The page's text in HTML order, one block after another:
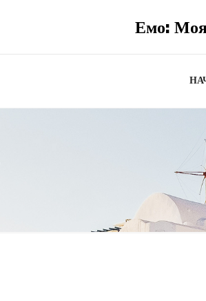
Емо: